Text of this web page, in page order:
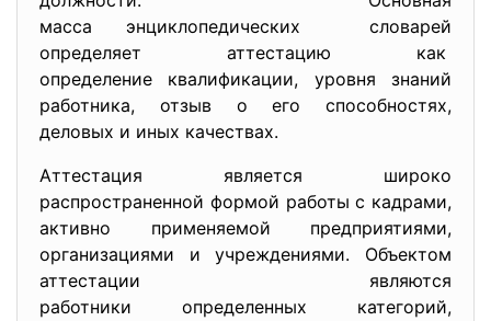
масса энциклопедических словарей
определяет аттестацию как
определение квалификации, уровня знаний
работника, отзыв о его способностях,
деловых и иных качествах.
Аттестация является широко
распространенной формой работы с кадрами,
активно применяемой предприятиями,
организациями и учреждениями. Объектом
аттестации являются
работники определенных категорий,